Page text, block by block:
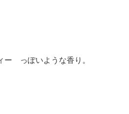
ー っぽいような香り。